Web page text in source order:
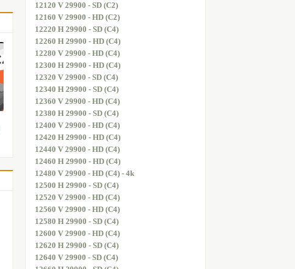
12120 V 29900 - SD (C2)
12160 V 29900 - HD (C2)
12220 H 29900 - SD (C4)
12260 H 29900 - HD (C4)
12280 V 29900 - HD (C4)
12300 H 29900 - HD (C4)
12320 V 29900 - SD (C4)
12340 H 29900 - SD (C4)
12360 V 29900 - HD (C4)
12380 H 29900 - SD (C4)
12400 V 29900 - HD (C4)
12420 H 29900 - HD (C4)
12440 V 29900 - HD (C4)
12460 H 29900 - HD (C4)
12480 V 29900 - HD (C4) - 4k
12500 H 29900 - SD (C4)
12520 V 29900 - HD (C4)
12560 V 29900 - HD (C4)
12580 H 29900 - SD (C4)
12600 V 29900 - HD (C4)
12620 H 29900 - SD (C4)
12640 V 29900 - SD (C4)